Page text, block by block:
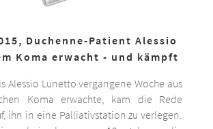
Duchenne-Patient Alessio
Koma erwacht - und kämpft
Alessio Lunetto vergangene Woche aus
Koma erwachte, kam die Rede
ihn in eine Palliativstation zu verlegen.